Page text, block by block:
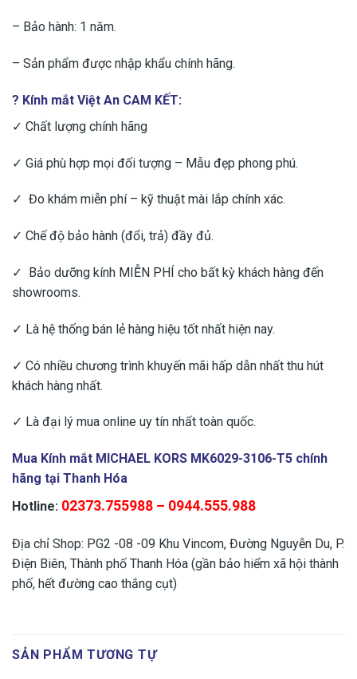
– Bảo hành: 1 năm.
– Sản phẩm được nhập khẩu chính hãng.
? Kính mắt Việt An CAM KẾT:
✓ Chất lượng chính hãng
✓ Giá phù hợp mọi đối tượng – Mẫu đẹp phong phú.
✓ Đo khám miễn phí – kỹ thuật mài lắp chính xác.
✓ Chế độ bảo hành (đổi, trả) đầy đủ.
✓ Bảo dưỡng kính MIỄN PHÍ cho bất kỳ khách hàng đến
showrooms.
✓ Là hệ thống bán lẻ hàng hiệu tốt nhất hiện nay.
✓ Có nhiều chương trình khuyến mãi hấp dẫn nhất thu hút
khách hàng nhất.
✓ Là đại lý mua online uy tín nhất toàn quốc.
Mua Kính mắt MICHAEL KORS MK6029-3106-T5 chính
hãng tại Thanh Hóa
Hotline: 02373.755988 – 0944.555.988
Địa chỉ Shop: PG2 -08 -09 Khu Vincom, Đường Nguyễn Du, P.
Điện Biên, Thành phố Thanh Hóa (gần bảo hiểm xã hội thành
phố, hết đường cao thắng cụt)
SẢN PHẨM TƯƠNG TỰ